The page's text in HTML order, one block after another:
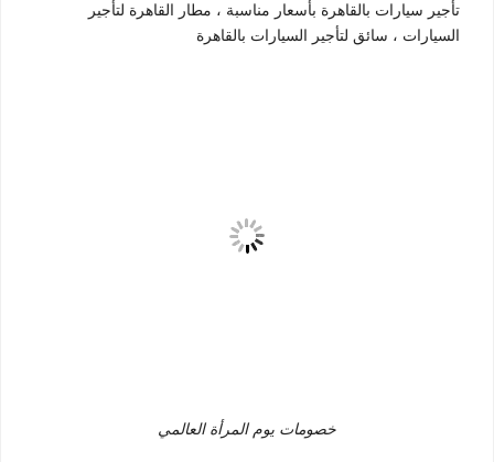
تأجير سيارات بالقاهرة بأسعار مناسبة ، مطار القاهرة لتأجير
السيارات ، سائق لتأجير السيارات بالقاهرة
خصومات يوم المرأة العالمي